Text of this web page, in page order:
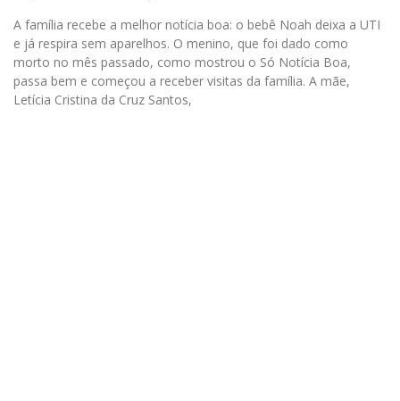
A família recebe a melhor notícia boa: o bebê Noah deixa a UTI
e já respira sem aparelhos. O menino, que foi dado como
morto no mês passado, como mostrou o Só Notícia Boa,
passa bem e começou a receber visitas da família. A mãe,
Letícia Cristina da Cruz Santos,